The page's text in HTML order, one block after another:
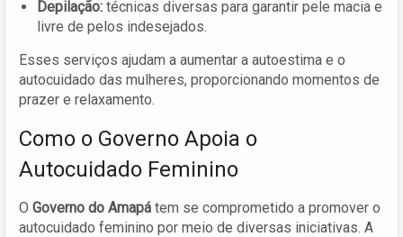
Depilação: técnicas diversas para garantir pele macia e
livre de pelos indesejados.
Esses serviços ajudam a aumentar a autoestima e o
autocuidado das mulheres, proporcionando momentos de
prazer e relaxamento.
Como o Governo Apoia o
Autocuidado Feminino
O Governo do Amapá tem se comprometido a promover o
autocuidado feminino por meio de diversas iniciativas. A